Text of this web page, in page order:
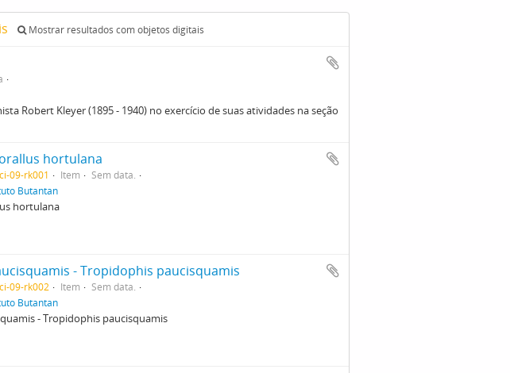
Mostrar resultados com objetos digitais
Robert Kleyer (1895 - 1940) no exercício de suas atividades na seção
hortulana
09-rk001 Item
Sem data.
Butantan
hortulana
- Tropidophis paucisquamis
09-rk002 Item
Sem data.
Butantan
- Tropidophis paucisquamis